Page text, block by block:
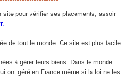
site pour vérifier ses placements, assoir
de tout le monde. Ce site est plus facile
à gérer leurs biens. Dans le monde
ont géré en France même si la loi ne les